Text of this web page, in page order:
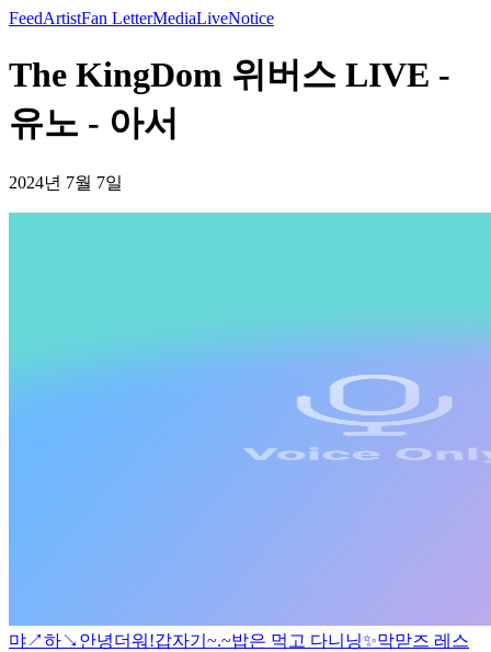
FeedArtistFan LetterMediaLiveNotice
The KingDom 위버스 LIVE -
유노 - 아서
2024년 7월 7일
먀↗️하↘️ 안녕더워!갑자기~.~밥은 먹고 다니닝✨막맏즈 레스